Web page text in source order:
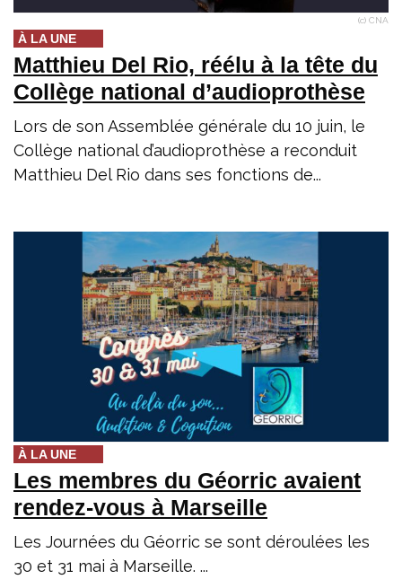
(c) CNA
À LA UNE
Matthieu Del Rio, réélu à la tête du
Collège national d’audioprothèse
Lors de son Assemblée générale du 10 juin, le
Collège national d’audioprothèse a reconduit
Matthieu Del Rio dans ses fonctions de...
À LA UNE
Les membres du Géorric avaient
rendez-vous à Marseille
Les Journées du Géorric se sont déroulées les
30 et 31 mai à Marseille. ...